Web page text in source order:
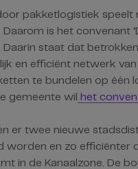
pakketlogistiek speelt
Daarom is het convenant
Daarin staat dat
en efficiënt netwerk
te bundelen op één
gemeente wil
het
er twee nieuwe
worden en zo efficiënter
in de Kanaalzone. De